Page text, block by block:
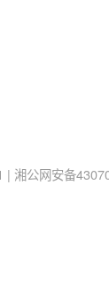
| 湘公网安备